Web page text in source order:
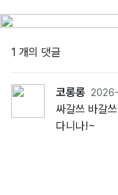
1 개의 댓글
코롱롱
싸갈쓰 바갈
다니나!~